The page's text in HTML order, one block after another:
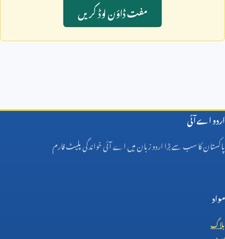
مفت ڈاؤن لوڈ کريں
اردو اے آئی
پاکستان کا سب سے بڑا اردو زبان میں اے آئی خواندگی پلیٹ فارم
مواد
بلاگ